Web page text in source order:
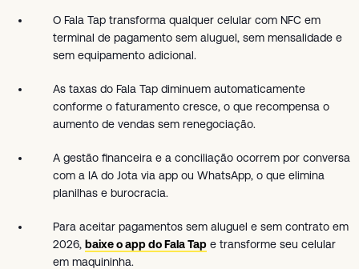
O Fala Tap transforma qualquer celular com NFC em
terminal de pagamento sem aluguel, sem mensalidade e
sem equipamento adicional.
As taxas do Fala Tap diminuem automaticamente
conforme o faturamento cresce, o que recompensa o
aumento de vendas sem renegociação.
A gestão financeira e a conciliação ocorrem por conversa
com a IA do Jota via app ou WhatsApp, o que elimina
planilhas e burocracia.
Para aceitar pagamentos sem aluguel e sem contrato em
2026, baixe o app do Fala Tap e transforme seu celular
em maquininha.